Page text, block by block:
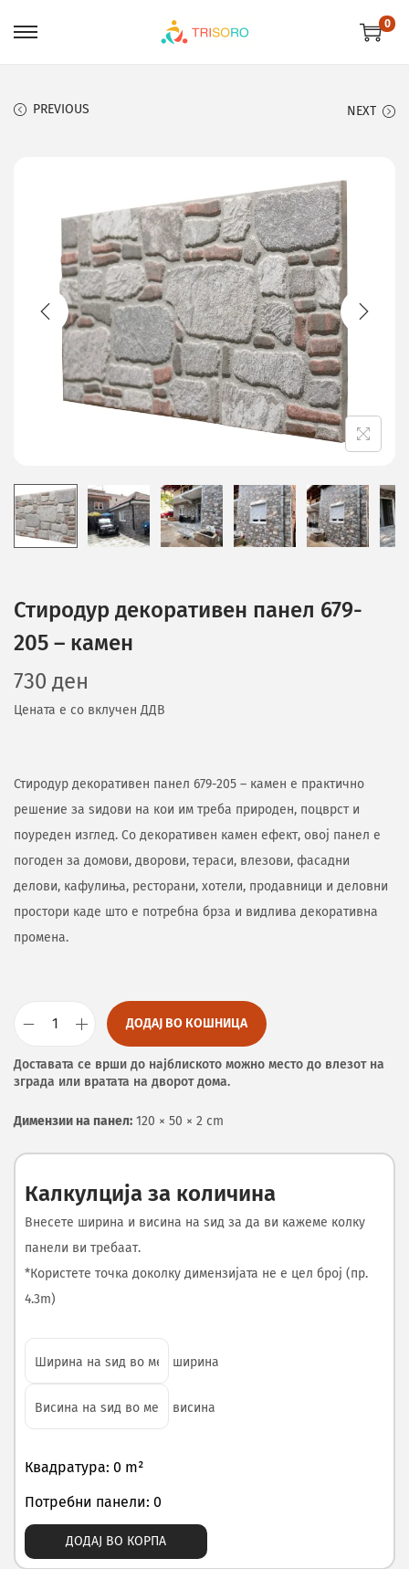
0
PREVIOUS NEXT
Стиродур декоративен панел 679-
205 – камен
730 ден
Цената е со вклучен ДДВ
Стиродур декоративен панел 679-205 – камен е практично
решение за ѕидови на кои им треба природен, поцврст и
поуреден изглед. Со декоративен камен ефект, овој панел е
погоден за домови, дворови, тераси, влезови, фасадни
делови, кафулиња, ресторани, хотели, продавници и деловни
простори каде што е потребна брза и видлива декоративна
промена.
ДОДАЈ ВО КОШНИЦА
Доставата се врши до најблиското можно место до влезот на
зграда или вратата на дворот дома.
Димензии на панел: 120 × 50 × 2 cm
Калкулција за количина
Внесете ширина и висина на ѕид за да ви кажеме колку
панели ви требаат.
*Користете точка доколку димензијата не е цел број (пр.
4.3m)
ширина
висина
Квадратура: 0 m²
Потребни панели: 0
ДОДАЈ ВО КОРПА